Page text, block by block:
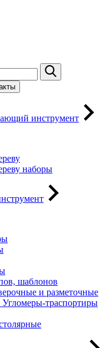
инструмент
наборы
шаблонов
и разметочные
траспортиры